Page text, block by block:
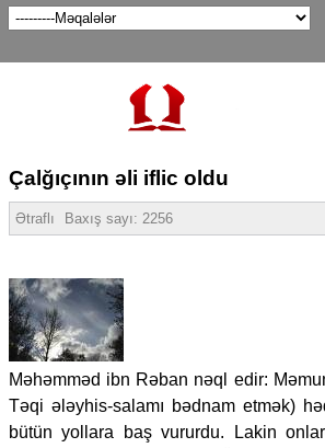
Çalğıçının əli iflic oldu
Ətraflı Baxış sayı: 2256
Məhəmməd ibn Rəban nəql edir:
Təqi ələyhis-salamı bədnam etmək)
bütün yollara baş vururdu. Lakin